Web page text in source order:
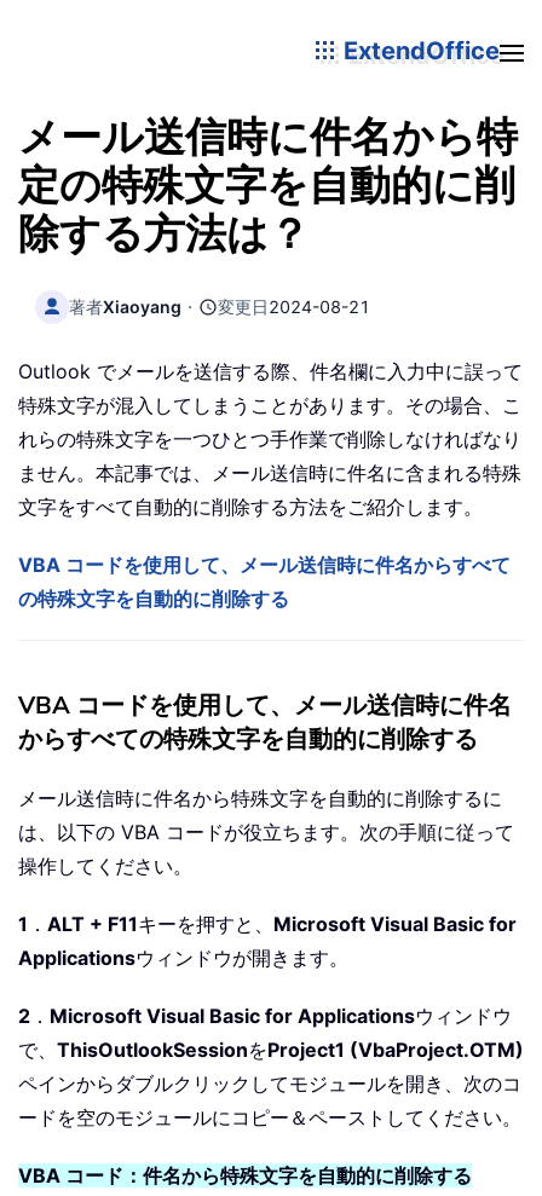
ExtendOffice
メール送信時に件名から特
定の特殊文字を自動的に削
除する方法は？
著者Xiaoyang ・ 変更日2024-08-21
Outlook でメールを送信する際、件名欄に入力中に誤って
特殊文字が混入してしまうことがあります。その場合、こ
れらの特殊文字を一つひとつ手作業で削除しなければなり
ません。本記事では、メール送信時に件名に含まれる特殊
文字をすべて自動的に削除する方法をご紹介します。
VBA コードを使用して、メール送信時に件名からすべて
の特殊文字を自動的に削除する
VBA コードを使用して、メール送信時に件名
からすべての特殊文字を自動的に削除する
メール送信時に件名から特殊文字を自動的に削除するに
は、以下の VBA コードが役立ちます。次の手順に従って
操作してください。
1 ． ALT + F11キーを押すと、 Microsoft Visual Basic for
Applicationsウィンドウが開きます。
2 ． Microsoft Visual Basic for Applicationsウィンドウ
で、 ThisOutlookSessionをProject1 (VbaProject.OTM)
ペインからダブルクリックしてモジュールを開き、次のコ
ードを空のモジュールにコピー＆ペーストしてください。
VBA コード：件名から特殊文字を自動的に削除する